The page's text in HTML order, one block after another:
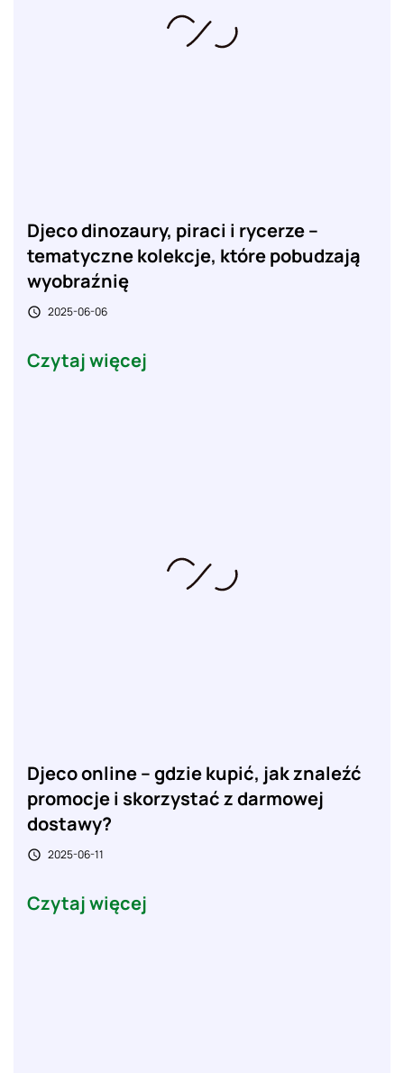
Djeco dinozaury, piraci i rycerze –
tematyczne kolekcje, które pobudzają
wyobraźnię
 2025-06-06
Czytaj więcej
Djeco online – gdzie kupić, jak znaleźć
promocje i skorzystać z darmowej
dostawy?
 2025-06-11
Czytaj więcej